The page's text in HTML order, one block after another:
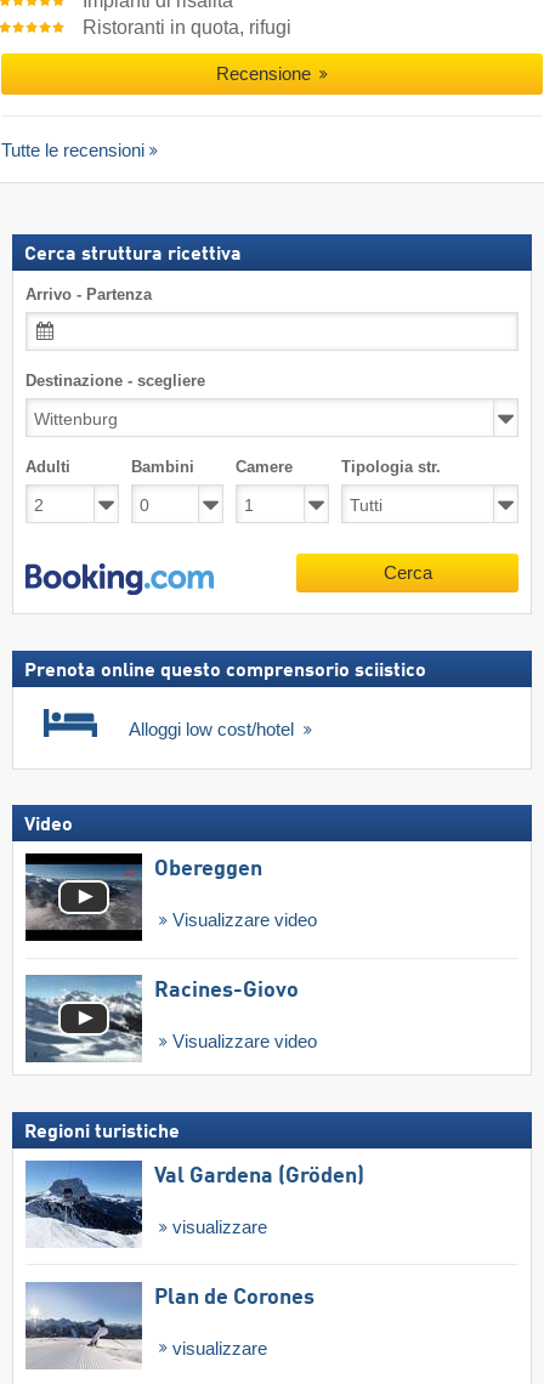
Ristoranti in quota, rifugi
Recensione
Tutte le recensioni
Cerca struttura ricettiva
Arrivo - Partenza
Destinazione - scegliere
Adulti Bambini Camere Tipologia str.
Cerca
Prenota online questo comprensorio sciistico
Alloggi low cost/hotel
Video
Obereggen
Visualizzare video
Racines-Giovo
Visualizzare video
Regioni turistiche
Val Gardena (Gröden)
visualizzare
Plan de Corones
visualizzare